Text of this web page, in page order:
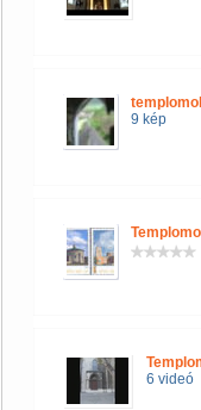
9 kép
6 videó